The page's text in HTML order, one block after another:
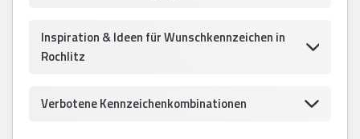
Inspiration & Ideen für Wunschkennzeichen in
Rochlitz
Verbotene Kennzeichenkombinationen